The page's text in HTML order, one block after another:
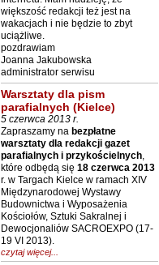
większość redakcji też jest na
wakacjach i nie będzie to zbyt
uciążliwe.
pozdrawiam
Joanna Jakubowska
administrator serwisu
Warsztaty dla pism
parafialnych (Kielce)
5 czerwca 2013 r.
Zapraszamy na bezpłatne
warsztaty dla redakcji gazet
parafialnych i przykościelnych,
które odbędą się 18 czerwca 2013
r. w Targach Kielce w ramach XIV
Międzynarodowej Wystawy
Budownictwa i Wyposażenia
Kościołów, Sztuki Sakralnej i
Dewocjonaliów SACROEXPO (17-
19 VI 2013).
czytaj więcej...